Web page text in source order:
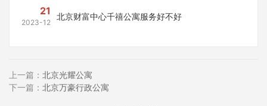
21
2023-12
北京财富中心千禧公寓服务好不好
上一篇： 北京光耀公寓
下一篇： 北京万豪行政公寓